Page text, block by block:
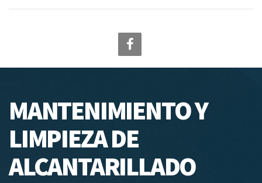
MANTENIMIENTO Y
LIMPIEZA DE
ALCANTARILLADO